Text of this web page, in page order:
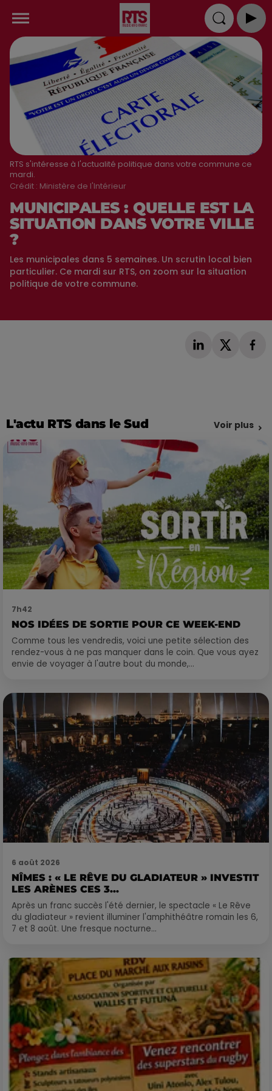
RTS s'intéresse à l'actualité politique dans votre commune ce
mardi.
Crédit : Ministère de l'Intérieur
MUNICIPALES : QUELLE EST LA
SITUATION DANS VOTRE VILLE
?
Les municipales dans 5 semaines. Un scrutin local bien
particulier. Ce mardi sur RTS, on zoom sur la situation
politique de votre commune.
L'actu RTS dans le Sud Voir plus
7h42
NOS IDÉES DE SORTIE POUR CE WEEK-END
Comme tous les vendredis, voici une petite sélection des
rendez-vous à ne pas manquer dans le coin. Que vous ayez
envie de voyager à l'autre bout du monde,...
6 août 2026
NÎMES : « LE RÊVE DU GLADIATEUR » INVESTIT
LES ARÈNES CES 3...
Après un franc succès l'été dernier, le spectacle « Le Rêve
du gladiateur » revient illuminer l'amphithéâtre romain les 6,
7 et 8 août. Une fresque nocturne...